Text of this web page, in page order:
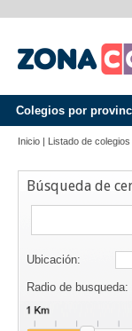
Colegios por
Inicio | Listado de
Búsqueda de
Ubicación:
Radio de busqueda: